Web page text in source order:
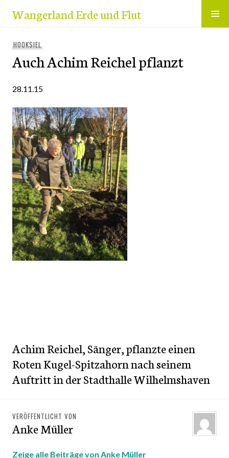
InhaltWangerland Erde und Flut
HOOKSIEL
Auch Achim Reichel pflanzt
28.11.15
Achim Reichel, Sänger, pflanzte einen
Roten Kugel-Spitzahorn nach seinem
Auftritt in der Stadthalle Wilhelmshaven
VERÖFFENTLICHT VON
Anke Müller
Zeige alle Beiträge von Anke Müller